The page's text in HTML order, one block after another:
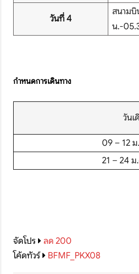
บริษัทเบสเฟรนด์ ฮ
ทัวร์ต่างประเทศ
จัดกรุ๊ปในประเทศ
วันที่ 4
สนามบิ
น.-
กำหนดการเดินทาง
วันเ
09 – 12
21 – 24
จัดโปร
ลด 200
โค้ดทัวร์
BFMF_PKX08